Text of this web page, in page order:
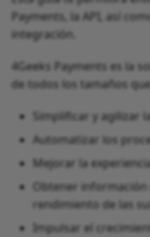
Payments, la API, así
integración.
4Geeks Payments es la
de todos los tamaños
Simplificar y agilizar
Automatizar los
Mejorar la
Obtener
rendimiento de las
Impulsar el